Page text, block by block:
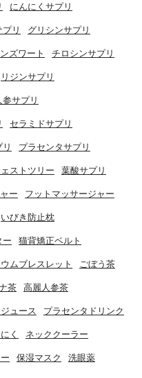
にんにくサプリ
リ グリシンサプリ
ズワート チロシンサプリ
リジンサプリ
サプリ
セラミドサプリ
プラセンタサプリ
ストツリー 葉酸サプリ
ー フットマッサージャー
いびき防止枕
ー 猫背矯正ベルト
ムブレスレット ごぼう茶
茶 高麗人参茶
ュース プラセンタドリンク
く ネッククーラー
保湿マスク 洗眼薬